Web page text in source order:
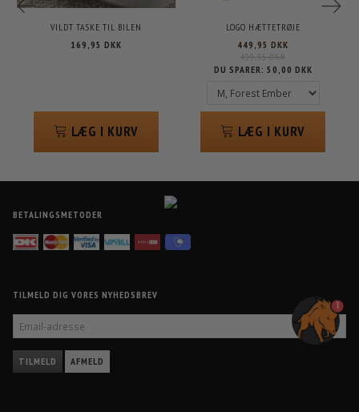
VILDT TASKE TIL BILEN
169,95 DKK
LÆG I KURV
LOGO HÆTTETRØJE
449,95 DKK
499,95 DKK
DU SPARER: 50,00 DKK
LÆG I KURV
BETALINGSMETODER
TILMELD DIG VORES NYHEDSBREV
ADRESSE
TILMELD AFMELD
1